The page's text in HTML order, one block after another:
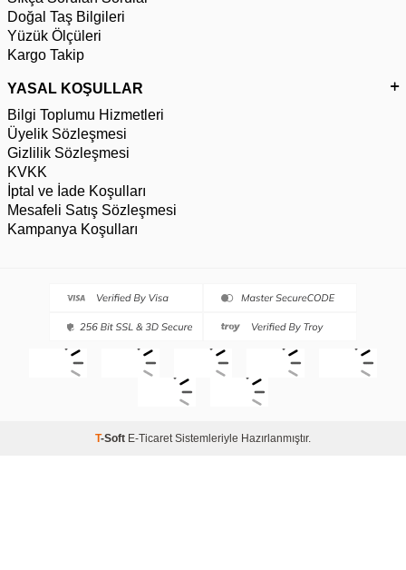
Doğal Taş Bilgileri
Yüzük Ölçüleri
Kargo Takip
YASAL KOŞULLAR
Bilgi Toplumu Hizmetleri
Üyelik Sözleşmesi
Gizlilik Sözleşmesi
KVKK
İptal ve İade Koşulları
Mesafeli Satış Sözleşmesi
Kampanya Koşulları
T-Soft E-Ticaret Sistemleriyle Hazırlanmıştır.